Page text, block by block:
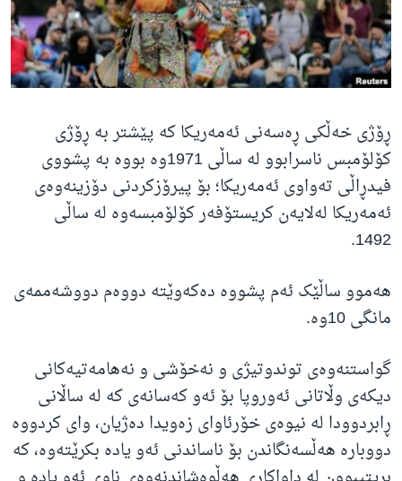
ژیان لە فەرهەنگدا
Learning English
FOLLOW US
زمانه‌کان
ڕۆژی خەڵکی ڕەسەنی ئەمەریکا کە پێشتر بە ڕۆژی
کۆلۆمبس ناسرابوو لە ساڵی 1971وە بووە بە پشووی
فیدڕاڵی تەواوی ئەمەریکا؛ بۆ پیرۆزکردنی دۆزینەوەی
ئەمەریکا لەلایەن کریستۆفەر کۆلۆمبسەوە لە ساڵی
1492.
هەموو ساڵێک ئەم پشووە دەکەوێتە دووەم دووشەممەی
مانگی 10وە.
گواستنەوەی توندوتیژی و نەخۆشی و نەهامەتیەکانی
دیکەی وڵاتانی ئەوروپا بۆ ئەو کەسانەی کە لە ساڵانی
ڕابردوودا لە نیوەی خۆرئاوای زەویدا دەژیان، وای کردووە
دووبارە هەڵسەنگاندن بۆ ناساندنی ئەو یادە بکرێتەوە، کە